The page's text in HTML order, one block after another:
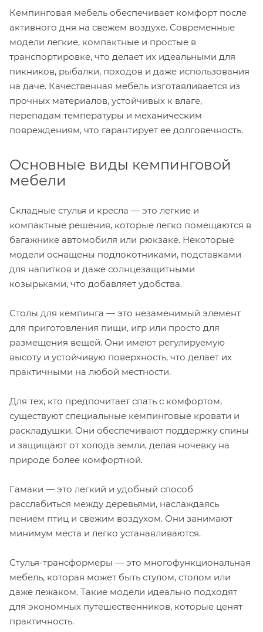
Кемпинговая мебель обеспечивает комфорт после
активного дня на свежем воздухе. Современные
модели легкие, компактные и простые в
транспортировке, что делает их идеальными для
пикников, рыбалки, походов и даже использования
на даче. Качественная мебель изготавливается из
прочных материалов, устойчивых к влаге,
перепадам температуры и механическим
повреждениям, что гарантирует ее долговечность.
Основные виды кемпинговой
мебели
Складные стулья и кресла — это легкие и
компактные решения, которые легко помещаются в
багажнике автомобиля или рюкзаке. Некоторые
модели оснащены подлокотниками, подставками
для напитков и даже солнцезащитными
козырьками, что добавляет удобства.
Столы для кемпинга — это незаменимый элемент
для приготовления пищи, игр или просто для
размещения вещей. Они имеют регулируемую
высоту и устойчивую поверхность, что делает их
практичными на любой местности.
Для тех, кто предпочитает спать с комфортом,
существуют специальные кемпинговые кровати и
раскладушки. Они обеспечивают поддержку спины
и защищают от холода земли, делая ночевку на
природе более комфортной.
Гамаки — это легкий и удобный способ
расслабиться между деревьями, наслаждаясь
пением птиц и свежим воздухом. Они занимают
минимум места и легко устанавливаются.
Стулья-трансформеры — это многофункциональная
мебель, которая может быть стулом, столом или
даже лежаком. Такие модели идеально подходят
для экономных путешественников, которые ценят
практичность.